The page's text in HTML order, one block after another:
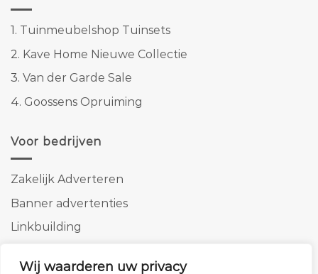
Wij waarderen uw privacy
1. Tuinmeubelshop Tuinsets
2. Kave Home Nieuwe Collectie
3. Van der Garde Sale
4. Goossens Opruiming
Voor bedrijven
Zakelijk Adverteren
Banner advertenties
Linkbuilding